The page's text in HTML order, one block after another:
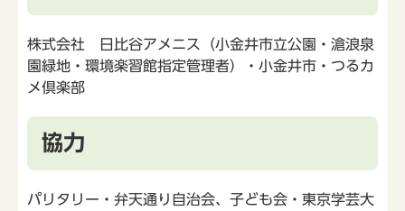
株式会社 日比谷アメニス（小金井市立公園・滄浪泉
園緑地・環境楽習館指定管理者）・小金井市・つるカ
メ倶楽部
協力
パリタリー・弁天通り自治会、子ども会・東京学芸大